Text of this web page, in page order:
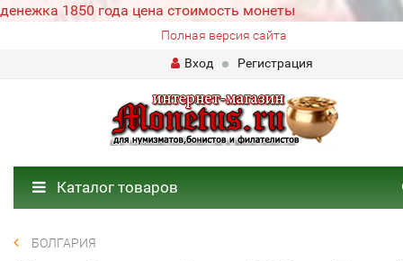
денежка 1850 года цена стоимость монеты
Полная версия сайта
Вход
Регистрация
Каталог товаров
БОЛГАРИЯ